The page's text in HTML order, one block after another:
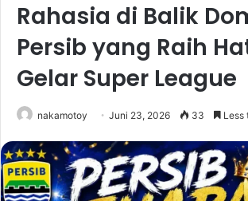
Rahasia di Balik
Persib yang Raih
Gelar Super League
nakamotoy Juni 23, 2026 33 Less